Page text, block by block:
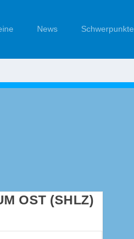
News Schwerpunkte
OST (SHLZ)